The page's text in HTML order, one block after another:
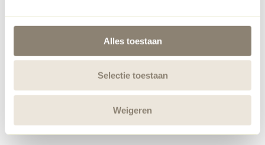
Alles toestaan
Selectie toestaan
Weigeren